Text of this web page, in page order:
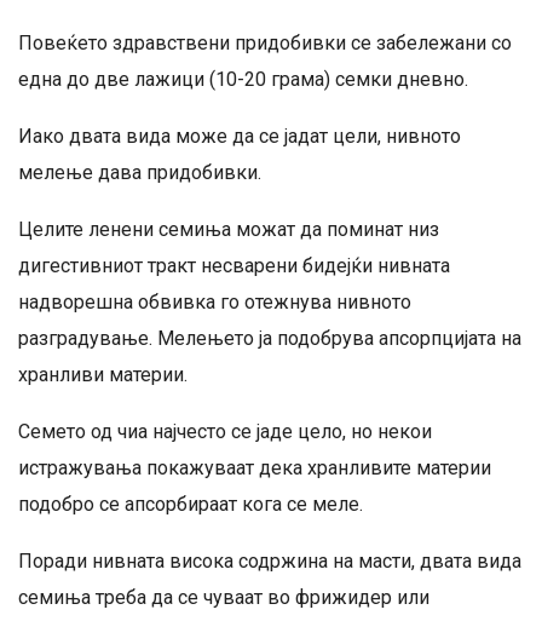
Повеќето здравствени придобивки се забележани со
една до две лажици (10-20 грама) семки дневно.
Иако двата вида може да се јадат цели, нивното
мелење дава придобивки.
Целите ленени семиња можат да поминат низ
дигестивниот тракт несварени бидејќи нивната
надворешна обвивка го отежнува нивното
разградување. Мелењето ја подобрува апсорпцијата на
хранливи материи.
Семето од чиа најчесто се јаде цело, но некои
истражувања покажуваат дека хранливите материи
подобро се апсорбираат кога се меле.
Поради нивната висока содржина на масти, двата вида
семиња треба да се чуваат во фрижидер или